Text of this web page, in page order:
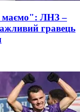
маємо": ЛНЗ –
гравець